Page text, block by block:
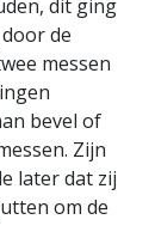
dit ging
de
messen
bevel of
Zijn
later dat zij
om de